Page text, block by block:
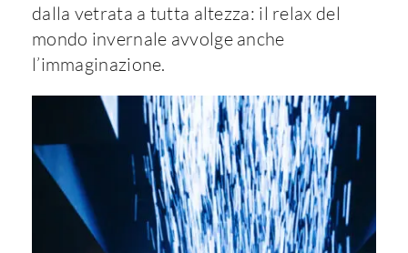
dalla vetrata a tutta altezza: il relax del
mondo invernale avvolge anche
l’immaginazione.